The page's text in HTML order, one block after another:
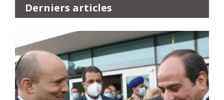
Derniers articles